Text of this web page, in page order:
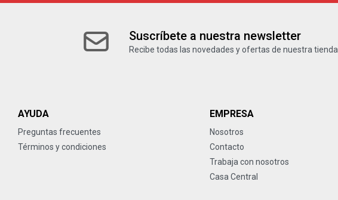
Suscríbete a nuestra newsletter
Recibe todas las novedades y ofertas de nuestra tienda.
AYUDA
Preguntas frecuentes
Términos y condiciones
EMPRESA
Nosotros
Contacto
Trabaja con nosotros
Casa Central